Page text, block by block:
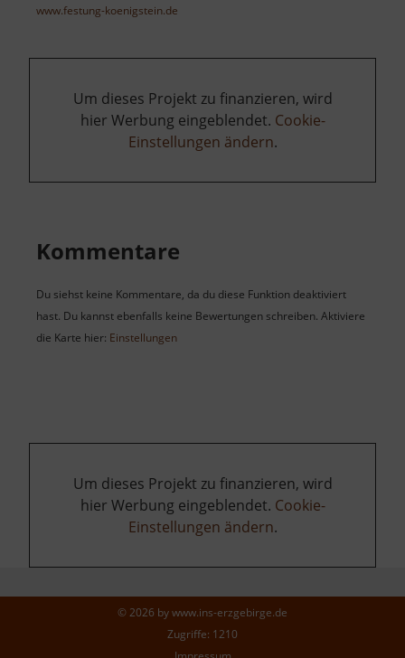
www.festung-koenigstein.de
Um dieses Projekt zu finanzieren, wird
hier Werbung eingeblendet. Cookie-
Einstellungen ändern.
Kommentare
Du siehst keine Kommentare, da du diese Funktion deaktiviert
hast. Du kannst ebenfalls keine Bewertungen schreiben. Aktiviere
die Karte hier: Einstellungen
Um dieses Projekt zu finanzieren, wird
hier Werbung eingeblendet. Cookie-
Einstellungen ändern.
© 2026 bywww.ins-erzgebirge.de
Zugriffe: 1210